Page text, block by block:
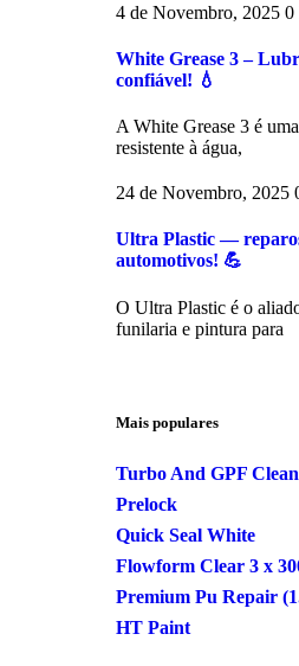
4 de Novembro, 2025 0
White Grease 3 –
confiável! 💧
A White Grease 3 é
resistente à água,
24 de Novembro, 2025
Ultra Plastic —
automotivos! 💪
O Ultra Plastic é o
funilaria e pintura para
Mais populares
Turbo And GPF
Prelock
Quick Seal White
Flowform Clear 3 x
Premium Pu Repair
HT Paint